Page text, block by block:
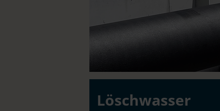
Löschwasser